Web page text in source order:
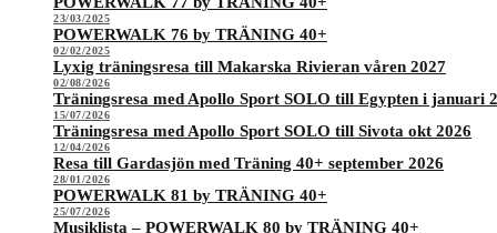
23/03/2025
POWERWALK 76 by TRÄNING 40+
02/02/2025
Lyxig träningsresa till Makarska Rivieran våren 2027
02/08/2026
Träningsresa med Apollo Sport SOLO till Egypten i januari
15/07/2026
Träningsresa med Apollo Sport SOLO till Sivota okt 2026
12/04/2026
Resa till Gardasjön med Träning 40+ september 2026
28/01/2026
POWERWALK 81 by TRÄNING 40+
25/07/2026
Musiklista – POWERWALK 80 by TRÄNING 40+